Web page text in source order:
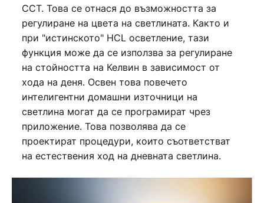
CCT. Това се отнася до възможността за
регулиране на цвета на светлината. Както и
при "истинското" HCL осветление, тази
функция може да се използва за регулиране
на стойността на Келвин в зависимост от
хода на деня. Освен това повечето
интелигентни домашни източници на
светлина могат да се програмират чрез
приложение. Това позволява да се
проектират процедури, които съответстват
на естествения ход на дневната светлина.